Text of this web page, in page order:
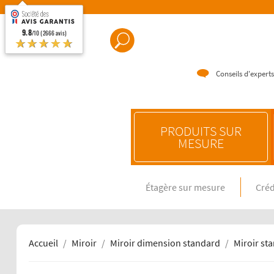
Conseils
PRODUITS SUR
MESURE
Crédence
Crédence
Étagère sur mesure
Accueil Miroir Miroir dimension standard Miroir
9.8/10 (2666 avis)
★★★★★